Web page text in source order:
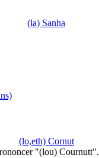
(la) Sanha
(lo,eth) Cornut
"(lou) Cournutt".